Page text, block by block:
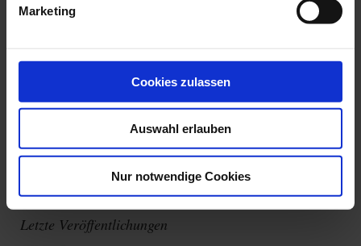
Marketing
Cookies zulassen
Auswahl erlauben
Nur notwendige Cookies
Passwort vergessen?
Letzte Veröffentlichungen